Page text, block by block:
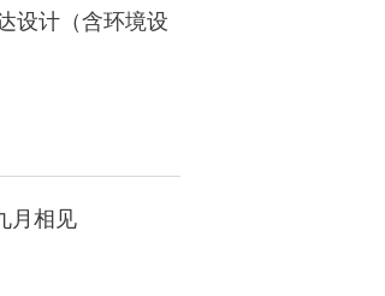
设计（含环境设
月相见